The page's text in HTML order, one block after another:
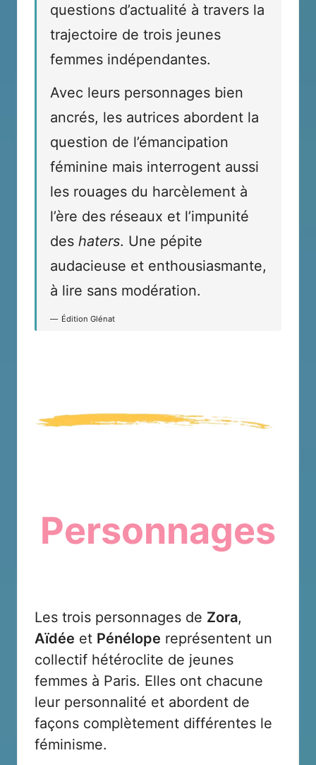
questions d’actualité à travers la
trajectoire de trois jeunes
femmes indépendantes.
Avec leurs personnages bien
ancrés, les autrices abordent la
question de l’émancipation
féminine mais interrogent aussi
les rouages du harcèlement à
l’ère des réseaux et l’impunité
deshaters. Une pépite
audacieuse et enthousiasmante,
à lire sans modération.
Édition Glénat
Personnages
Les trois personnages de Zora,
Aïdée et Pénélope représentent un
collectif hétéroclite de jeunes
femmes à Paris. Elles ont chacune
leur personnalité et abordent de
façons complètement différentes le
féminisme.